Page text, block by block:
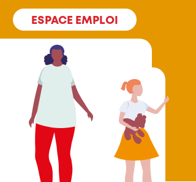
ESPACE EMPLOI